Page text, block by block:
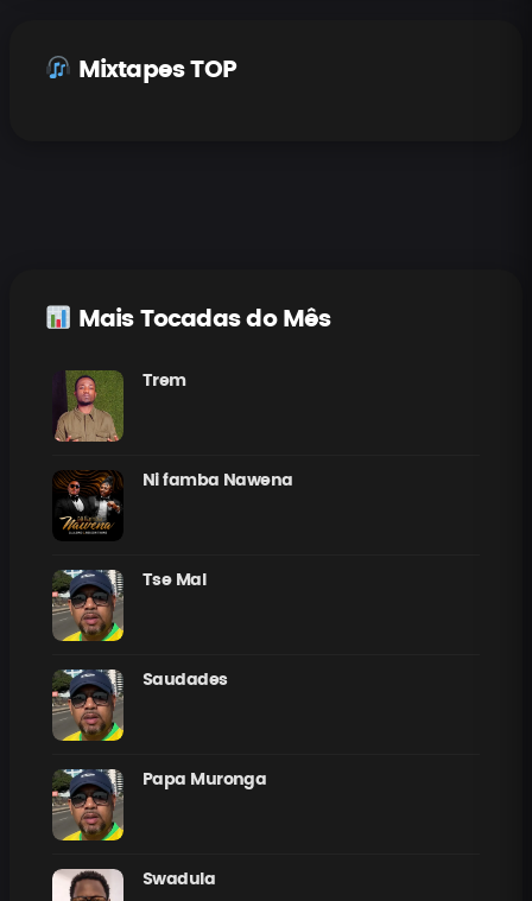
Mixtapes TOP
Mais Tocadas do Mês
Trem
Ni famba Nawena
Tse Mal
Saudades
Papa Muronga
Swadula